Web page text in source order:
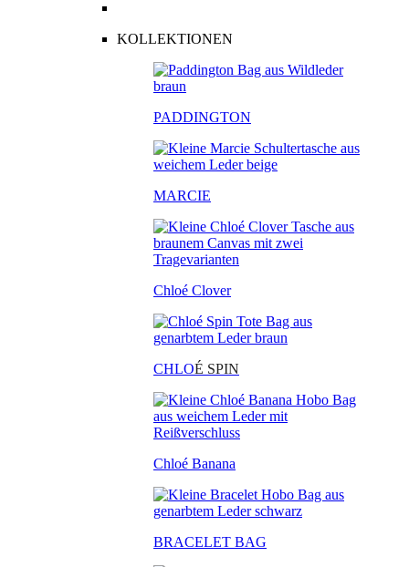
KOLLEKTIONEN
PADDINGTON
MARCIE
Chloé Clover
CHLOÉ SPIN
Chloé Banana
BRACELET BAG